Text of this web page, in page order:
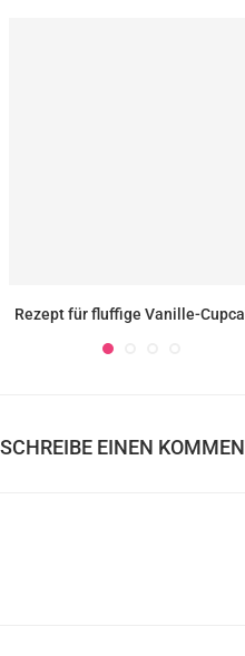
Rezept für fluffige Vanille-
SCHREIBE EINEN